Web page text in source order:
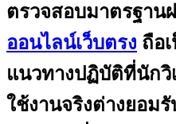
ตรวจสอบมาตรฐาน
ออนไลน์เว็บตรง ถือ
แนวทางปฏิบัติที่นักวิ
ใช้งานจริงต่างยอมรั